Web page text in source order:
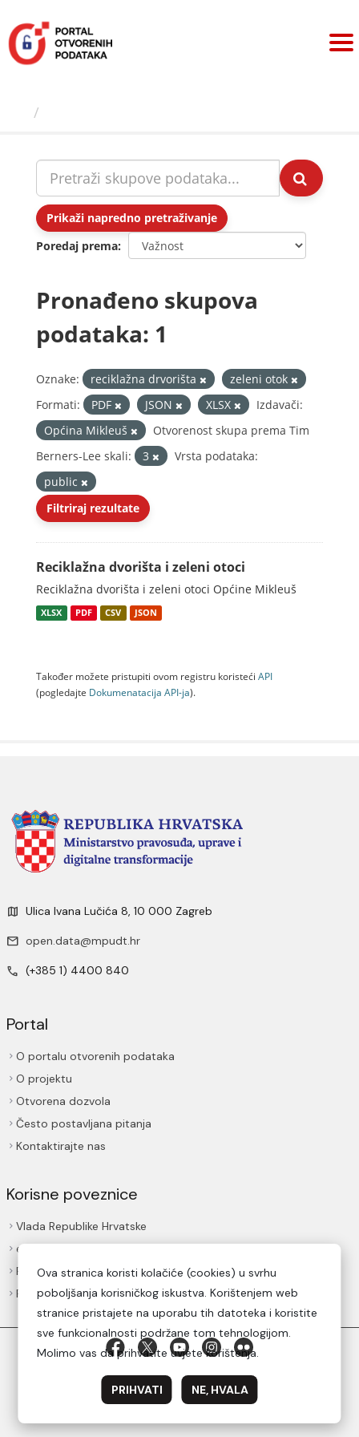
sadržaj
Prikaži napredno pretraživanje
Poredaj prema
Pronađeno skupova
podataka: 1
Oznake: reciklažna drvorišta
zeleni otok
Formati:
PDF JSON XLSX
Izdavači:
Općina Mikleuš
Otvorenost skupa prema Tim
Berners-Lee skali:
3
Vrsta podataka:
public
Filtriraj rezultate
Reciklažna dvorišta i zeleni otoci
Reciklažna dvorišta i zeleni otoci Općine Mikleuš
XLSX PDF CSV JSON
Također možete pristupiti ovom registru koristeći API
(pogledajte Dokumenаtаcijа API-jа).